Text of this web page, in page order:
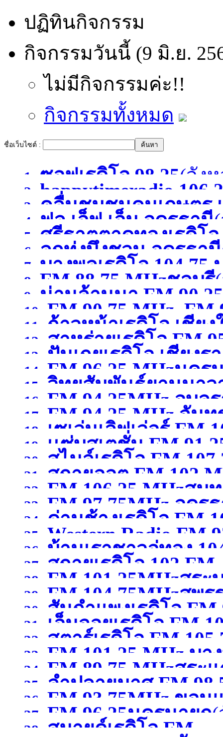
ปฏิทินกิจกรรม
กิจกรรมวันนี้ (9 มิ.ย.
ไม่มีกิจกรรมค่ะ!!
กิจกรรมทั้งหมด
ชื่อเว็บไซต์ :
1. ซอฟเรดิโอ 98.25(จัง
2.
happytimeradio
)
3. คลื่นชุมชนคนเกษตร
4. ฟูล เอ็ฟ เอ็ม อุดรธานี
5.
ศรีธาตุตาดทองเรดิโ
อุดรธานี(จังหวัดอุดรธา
6. ลูกทุ่งบึงชวน อุดรธานี
7. บางพูลเรดิโอ 104.75
8. FM 88.75 MHzชลบุรี
9. น่านล้านนา FM
10. FM 90.75 MHz, FM
11. ก้าวหน้าเรดิโอ เชียง
12. สาหร่ายเรดิโอ FM
13. ปันเกยเรดิโอ เชียงร
14. FM 96.25 MHzนคร
15.
วิทยุสัมพันธ์ยานนาว
MHzกรุงเทพมหานคร(
16. FM 94.25MHz อุบล
17. FM 94.25 MHz จันท
18.
เซเว่นเลิฟเว่อร์ FM
สุพรรณบุรี )
19. เเซ่บสเตชั่น
20. สไมล์เรดิโอ FM
21. สกายออต FM 102
22. FM 106.25 MHzสมุ
)
23. FM 97.75MHz อุดร
24.
ด่านช้างเรดิโอ FM
สุพรรณบุรี )
25.
Western Radio
)
26.
บ้านเราชาวอู่ทอง
สุพรรณบุรี )
27. สกายเรดิโอ 102 FM
28. FM 101.25MHzสระ
29. FM 104.75MHzสุพ
30.
สันกำแพงเรดิโอ FM
เชียงใหม่ )
31.
เอ็นจอยเรดิโอ FM
ขอนแก่น )
32.
สตาร์เรดิโอ FM
เชียงราย )
33. FM 101.25 MHz บา
สมุทรปราการ )
34. FM 89.75 MHzสระ
35. ลำปลายมาศ FM
36. FM 93.75MHz ขอน
37. FM 96.25นครนายก
38. สมายด์เรดิโอ FM